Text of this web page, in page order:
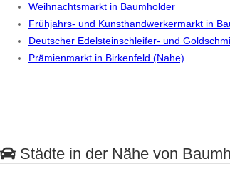
Weihnachtsmarkt in Baumholder
Frühjahrs- und Kunsthandwerkermarkt in
Deutscher Edelsteinschleifer- und
Prämienmarkt in Birkenfeld (Nahe)
Städte in der Nähe von